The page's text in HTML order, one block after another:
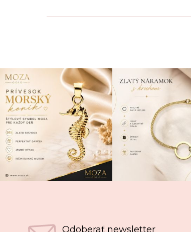
Odoberať newsletter